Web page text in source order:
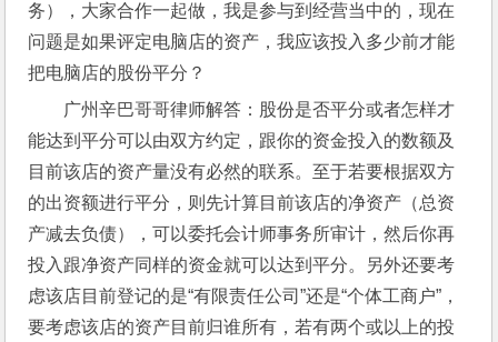
务），大家合作一起做，我是参与到经营当中的，现在
问题是如果评定电脑店的资产，我应该投入多少前才能
把电脑店的股份平分？
广州辛巴哥哥律师解答：股份是否平分或者怎样才
能达到平分可以由双方约定，跟你的资金投入的数额及
目前该店的资产量没有必然的联系。至于若要根据双方
的出资额进行平分，则先计算目前该店的净资产（总资
产减去负债），可以委托会计师事务所审计，然后你再
投入跟净资产同样的资金就可以达到平分。另外还要考
虑该店目前登记的是“有限责任公司”还是“个体工商户”，
要考虑该店的资产目前归谁所有，若有两个或以上的投